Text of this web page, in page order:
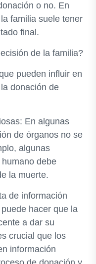
o no. En
familia suele tener
final.
de la familia?
pueden influir en
donación de
En algunas
de órganos no se
algunas
debe
la muerte.
de información
hacer que la
a dar su
crucial que los
información